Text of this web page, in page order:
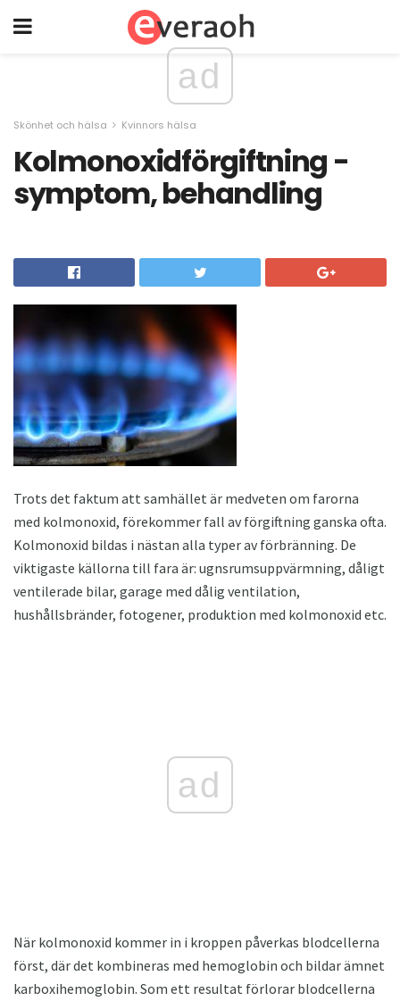
ad
Skönhet och hälsa Kvinnors hälsa
Kolmonoxidförgiftning -
symptom, behandling
Trots det faktum att samhället är medveten om farorna
med kolmonoxid, förekommer fall av förgiftning ganska ofta.
Kolmonoxid bildas i nästan alla typer av förbränning. De
viktigaste källorna till fara är: ugnsrumsuppvärmning, dåligt
ventilerade bilar, garage med dålig ventilation,
hushållsbränder, fotogener, produktion med kolmonoxid etc.
ad
När kolmonoxid kommer in i kroppen påverkas blodcellerna
först, där det kombineras med hemoglobin och bildar ämnet
karboxihemoglobin. Som ett resultat förlorar blodcellerna